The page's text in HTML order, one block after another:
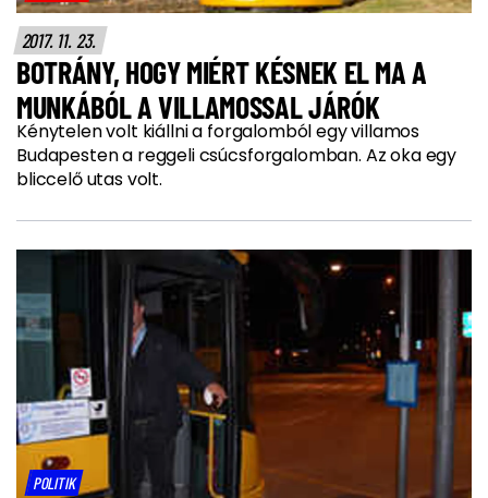
2017. 11. 23.
BOTRÁNY, HOGY MIÉRT KÉSNEK EL MA A
MUNKÁBÓL A VILLAMOSSAL JÁRÓK
Kénytelen volt kiállni a forgalomból egy villamos
Budapesten a reggeli csúcsforgalomban. Az oka egy
bliccelő utas volt.
POLITIK